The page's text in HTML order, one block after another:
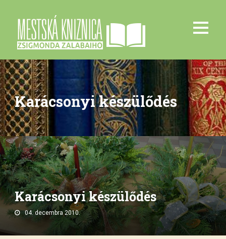
Karácsonyi készülődés
Karácsonyi készülődés
04. decembra 2010.